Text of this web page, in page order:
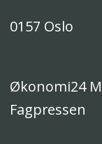
0157 Oslo
Økonomi24
Fagpressen